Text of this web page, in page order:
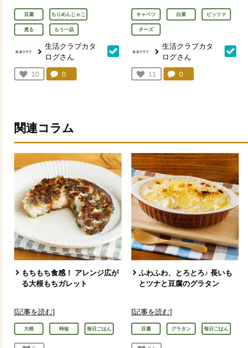
豆腐 ちりめんじゃこ
煮る もう一品
生活クラブカタ
ログさん
お気に入り登録：
10
人が登録
コメント：
0
キャベツ 白菜 ピッツァ
チーズ
生活クラブカタ
ログさん
お気に入り登録：
11
人が登録
コメント：
0件。コメントを見る。
関連コラム
もちもち食感！ アレンジ広が
る大根もちガレット
[記事を読む]
大根 時短 毎日ごはん
ふわふわ、とろとろ♪ 長いも
とツナと豆腐のグラタン
[記事を読む]
豆腐 グラタン 毎日ごはん